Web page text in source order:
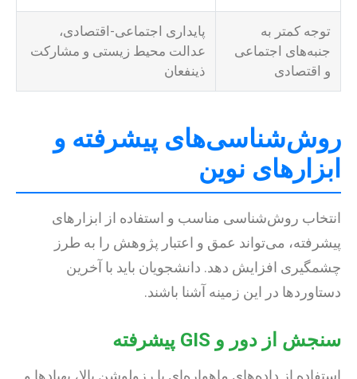
توجه کمتر به
جنبه‌های اجتماعی
و اقتصادی
پایداری اجتماعی-اقتصادی،
عدالت محیط زیستی و مشارکت
ذینفعان
روش‌شناسی‌های پیشرفته و
ابزارهای نوین
انتخاب روش‌شناسی مناسب و استفاده از ابزارهای
پیشرفته، می‌تواند عمق و اعتبار پژوهش را به طرز
چشمگیری افزایش دهد. دانشجویان باید با آخرین
دستاوردها در این زمینه آشنا باشند.
سنجش از دور و GIS پیشرفته
استفاده از داده‌های ماهواره‌ای با رزولوشن بالا، پهپادها و